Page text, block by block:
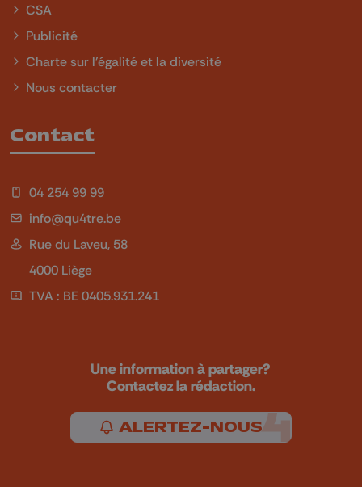
CSA
Publicité
Charte sur l'égalité et la diversité
Nous contacter
Contact
04 254 99 99
info@qu4tre.be
Rue du Laveu, 58
4000 Liège
TVA : BE 0405.931.241
Une information à partager?
Contactez la rédaction.
ALERTEZ-NOUS